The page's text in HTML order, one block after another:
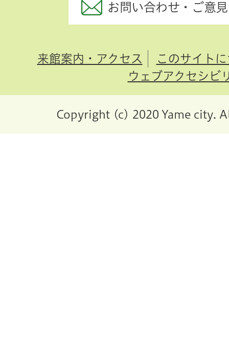
お問い合わせ・ご意
来館案内・アクセス
このサイト
ウェブアクセシビ
Copyright (c) 2020 Yame city.